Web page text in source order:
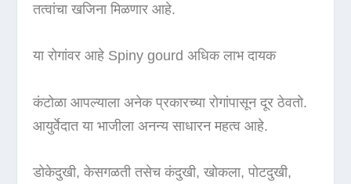
तत्वांचा खजिना मिळणार आहे.
या रोगांवर आहे Spiny gourd अधिक लाभ दायक
कंटोळा आपल्याला अनेक प्रकारच्या रोगांपासून दूर ठेवतो.
आयुर्वेदात या भाजीला अनन्य साधारन महत्व आहे.
डोकेदुखी, केसगळती तसेच कंदुखी, खोकला, पोटदुखी,